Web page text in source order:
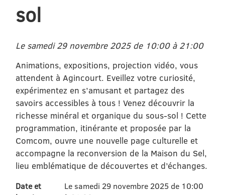
sol
Le samedi 29 novembre 2025 de 10:00 à 21:00
Animations, expositions, projection vidéo, vous
attendent à Agincourt. Eveillez votre curiosité,
expérimentez en s’amusant et partagez des
savoirs accessibles à tous ! Venez découvrir la
richesse minéral et organique du sous-sol ! Cette
programmation, itinérante et proposée par la
Comcom, ouvre une nouvelle page culturelle et
accompagne la reconversion de la Maison du Sel,
lieu emblématique de découvertes et d’échanges.
Date et
Le samedi 29 novembre 2025 de 10:00